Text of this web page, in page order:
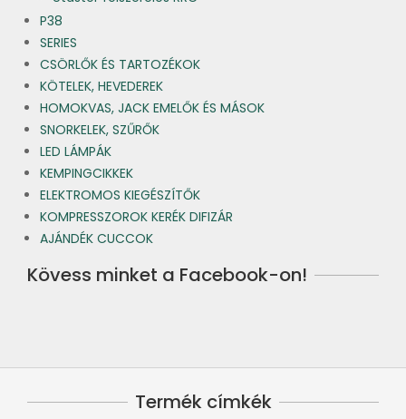
P38
SERIES
CSÖRLŐK ÉS TARTOZÉKOK
KÖTELEK, HEVEDEREK
HOMOKVAS, JACK EMELŐK ÉS MÁSOK
SNORKELEK, SZŰRŐK
LED LÁMPÁK
KEMPINGCIKKEK
ELEKTROMOS KIEGÉSZÍTŐK
KOMPRESSZOROK KERÉK DIFIZÁR
AJÁNDÉK CUCCOK
Kövess minket a Facebook-on!
Termék címkék